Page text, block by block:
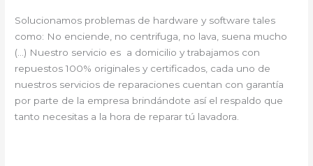
Solucionamos problemas de hardware y software tales
como: No enciende, no centrifuga, no lava, suena mucho
(…) Nuestro servicio es a domicilio y trabajamos con
repuestos 100% originales y certificados, cada uno de
nuestros servicios de reparaciones cuentan con garantía
por parte de la empresa brindándote así el respaldo que
tanto necesitas a la hora de reparar tú lavadora.